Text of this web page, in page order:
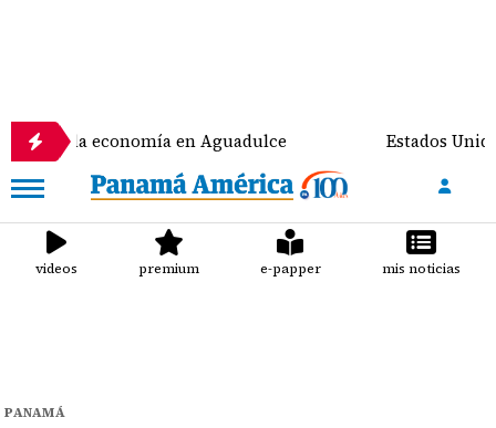
en Aguadulce Estados Unidos prevé
videos premium e-papper mis noticias
PANAMÁ